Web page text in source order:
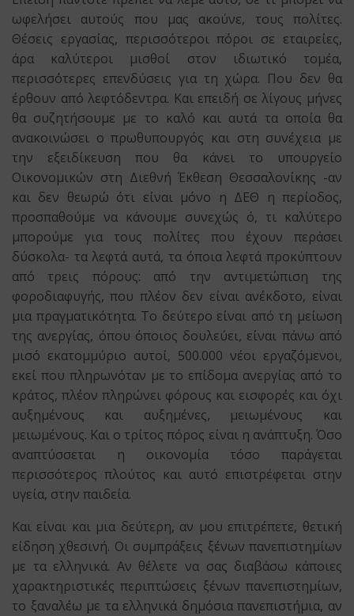
ωφελήσει αυτούς που μας ακούνε, τους πολίτες.
Θέσεις εργασίας, περισσότεροι πόροι σε εταιρείες,
άρα καλύτεροι μισθοί στον ιδιωτικό τομέα,
περισσότερες επενδύσεις για τη χώρα. Που δεν θα
έρθουν από λεφτόδεντρα. Και επειδή σε λίγους μήνες
θα συζητήσουμε με το καλό και αυτά τα οποία θα
ανακοινώσει ο πρωθυπουργός και στη συνέχεια με
την εξειδίκευση που θα κάνει το υπουργείο
Οικονομικών στη Διεθνή Έκθεση Θεσσαλονίκης -αν
και δεν θεωρώ ότι είναι μόνο η ΔΕΘ η περίοδος,
προσπαθούμε να κάνουμε συνεχώς ό, τι καλύτερο
μπορούμε για τους πολίτες που έχουν περάσει
δύσκολα- τα λεφτά αυτά, τα όποια λεφτά προκύπτουν
από τρεις πόρους: από την αντιμετώπιση της
φοροδιαφυγής, που πλέον δεν είναι ανέκδοτο, είναι
μια πραγματικότητα. Το δεύτερο είναι από τη μείωση
της ανεργίας, όπου όποιος δουλεύει, είναι πάνω από
μισό εκατομμύριο αυτοί, 500.000 νέοι εργαζόμενοι,
εκεί που πληρωνόταν με το επίδομα ανεργίας από το
κράτος, πλέον πληρώνει φόρους και εισφορές και όχι
αυξημένους και αυξημένες, μειωμένους και
μειωμένους. Και ο τρίτος πόρος είναι η ανάπτυξη. Όσο
αναπτύσσεται η οικονομία τόσο παράγεται
περισσότερος πλούτος και αυτό επιστρέφεται στην
υγεία, στην παιδεία.
Και είναι και μια δεύτερη, αν μου επιτρέπετε, θετική
είδηση χθεσινή. Οι συμπράξεις ξένων πανεπιστημίων
με τα ελληνικά. Αν θέλετε να σας διαβάσω κάποιες
χαρακτηριστικές περιπτώσεις ξένων πανεπιστημίων,
το ξαναλέω με τα ελληνικά δημόσια πανεπιστήμια, αν